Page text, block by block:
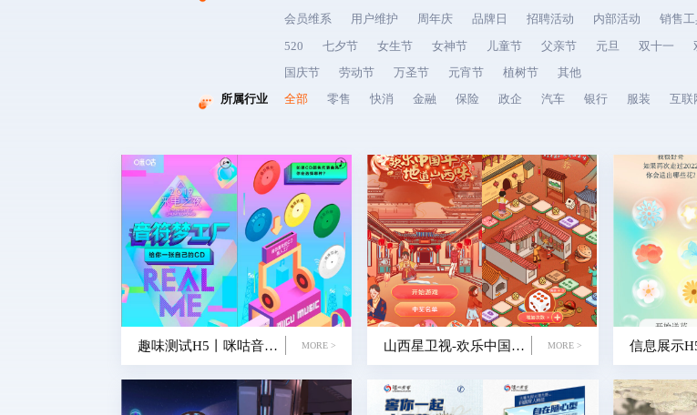
会员维系 用户维护 周年庆 品牌日 招聘活动 内部活动 销售工
520 七夕节 女生节 女神节 儿童节 父亲节 元旦 双十一
国庆节 劳动节 万圣节 元宵节 植树节 其他
所属行业 全部 零售 快消 金融 保险 政企 汽车 银行 服装 互联
趣味测试H5丨咪咕音乐-来电之夜-音符梦工厂 MORE > 山西星卫视-欢乐中国年地道山西味大富翁H5 MORE >